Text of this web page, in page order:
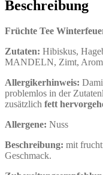
Beschreibung
Früchte Tee
Zutaten: Hibiskus,
MANDELN, Zimt,
Allergikerhinweis:
problemlos in der
zusätzlich fett
Allergene: Nuss
Beschreibung: mit
Geschmack.